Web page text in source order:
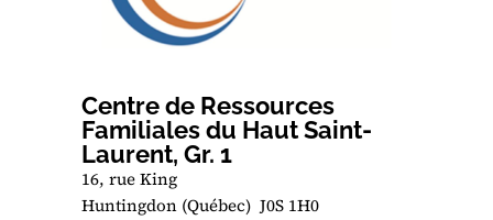
Centre de Ressources
Familiales du Haut Saint-
Laurent, Gr. 1
16, rue King
Huntingdon (Québec) J0S 1H0